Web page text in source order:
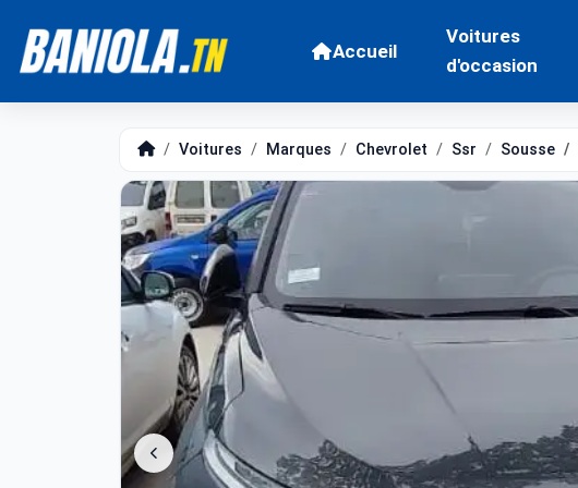
Accueil
Voitures
d'occasion
Voitures Marques Chevrolet Ssr Sousse